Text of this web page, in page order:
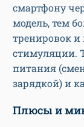
смартфону
модель, тем
тренировок и
стимуляции.
питания
зарядкой) и
Плюсы и